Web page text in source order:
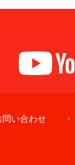
問い合わせ